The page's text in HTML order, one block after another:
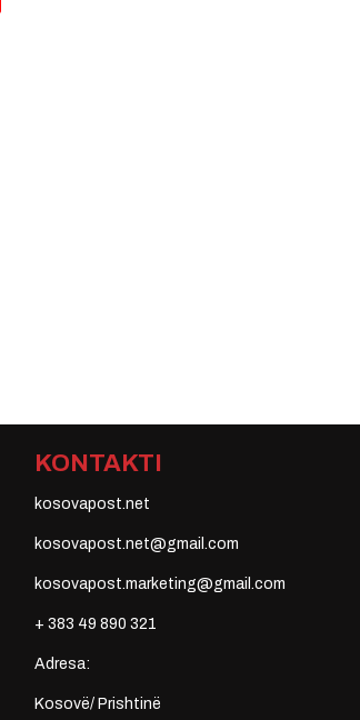
KONTAKTI
kosovapost.net
kosovapost.net@gmail.com
kosovapost.marketing@gmail.com
+ 383 49 890 321
Adresa:
Kosovë/ Prishtinë